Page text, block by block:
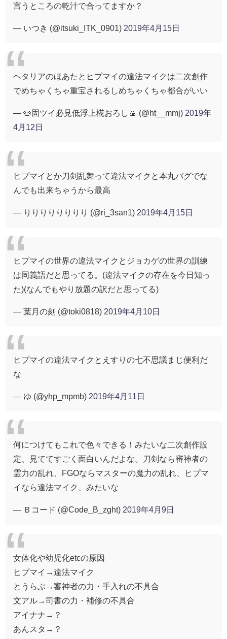
言うところの乾汁で合ってますか？
— いつき (@itsuki_ITK_0901) 2019年4月15日
ヘタリアのほあたとヒプマイの違法マイクは二次創作
でめちゃくちゃ重宝されるしめちゃくちゃ都合がいい
— 🥧固ツイ必見低浮上椛おろし🍙 (@ht__mmj) 2019年
4月12日
ヒプマイとか刀剣乱舞って違法マイクと本丸バグでな
んでも出来ちゃうから最高
— りりりりりりりり (@ri_3san1) 2019年4月15日
ヒプマイの世界の違法マイクとジョカゲの世界の訓練
は同義語だと思ってる。(違法マイクの存在を今日知っ
た)(なんでもやり放題の訳だと思ってる)
— 葉月の刻 (@toki0818) 2019年4月10日
ヒプマイの違法マイクとえすりの七不思議まじ便利だ
な
— ゆ (@yhp_mpmb) 2019年4月11日
何につけてもこれで色々できる！みたいな二次創作設
定、見ててすごく面白いんだよな。刀剣なら審神者の
霊力の乱れ、FGOならマスターの魔力の乱れ、ヒプマ
イなら違法マイク、みたいな
— Ｂコード (@Code_B_zght) 2019年4月9日
女体化や幼児化etcの原因
ヒプマイ→違法マイク
とうらぶ→審神者の力・手入れの不具合
文アル→司書の力・補修の不具合
アイナナ→？
あんスタ→？